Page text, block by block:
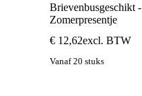
Brievenbusgeschikt -
Zomerpresentje
€ 12,62excl. BTW
Vanaf 20 stuks